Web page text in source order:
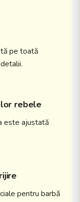
pe toată
rebele
este ajustată
pentru barbă